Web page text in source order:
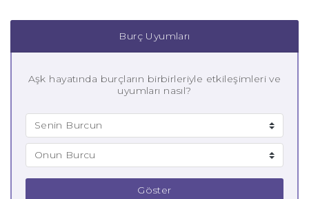
Burç Uyumları
Aşk hayatında burçların birbirleriyle etkileşimleri ve
uyumları nasıl?
Göster